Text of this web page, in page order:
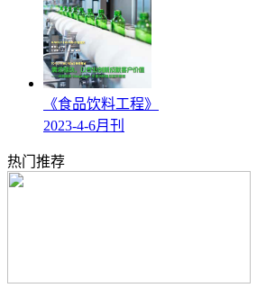
《食品饮料工程》
2023-4-6月刊
热门推荐